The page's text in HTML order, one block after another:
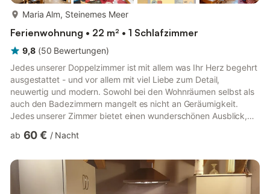
Maria Alm, Steinernes Meer
Ferienwohnung • 22 m² • 1 Schlafzimmer
9,8 (50 Bewertungen)
Jedes unserer Doppelzimmer ist mit allem was Ihr Herz begehrt
ausgestattet - und vor allem mit viel Liebe zum Detail,
neuwertig und modern. Sowohl bei den Wohnräumen selbst als
auch den Badezimmern mangelt es nicht an Geräumigkeit.
Jedes unserer Zimmer bietet einen wunderschönen Ausblick,
(exklusive Ortstaxe, Mobilitätsabgabe und Hochkönig
Dusche/WC, Balkon mit Balkonmöbel und tollem Ausblick,
Kabel-TV, kostenloses W-Lan Die Frühstückspension Anny und
das anschließende Ap...
ab 60 € / Nacht